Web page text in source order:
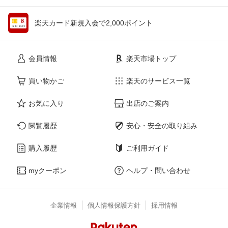
楽天カード新規入会で2,000ポイント
会員情報
買い物かご
お気に入り
閲覧履歴
購入履歴
myクーポン
楽天市場トップ
楽天のサービス一覧
出店のご案内
安心・安全の取り組み
ご利用ガイド
ヘルプ・問い合わせ
企業情報 個人情報保護方針 採用情報